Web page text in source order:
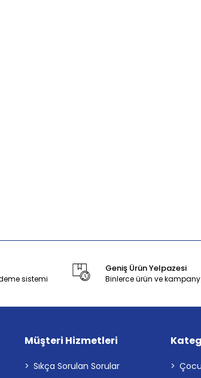
sistemi
Geniş Ürün Yelpazesi
Binlerce ürün ve
Müşteri Hizmetleri
Sıkça Sorulan Sorular